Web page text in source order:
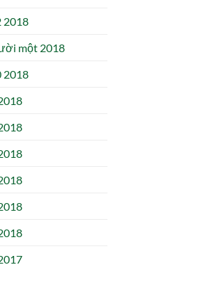
2018
một 2018
2018